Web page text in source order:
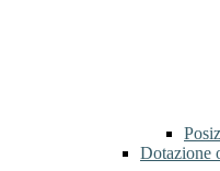
Dotazione